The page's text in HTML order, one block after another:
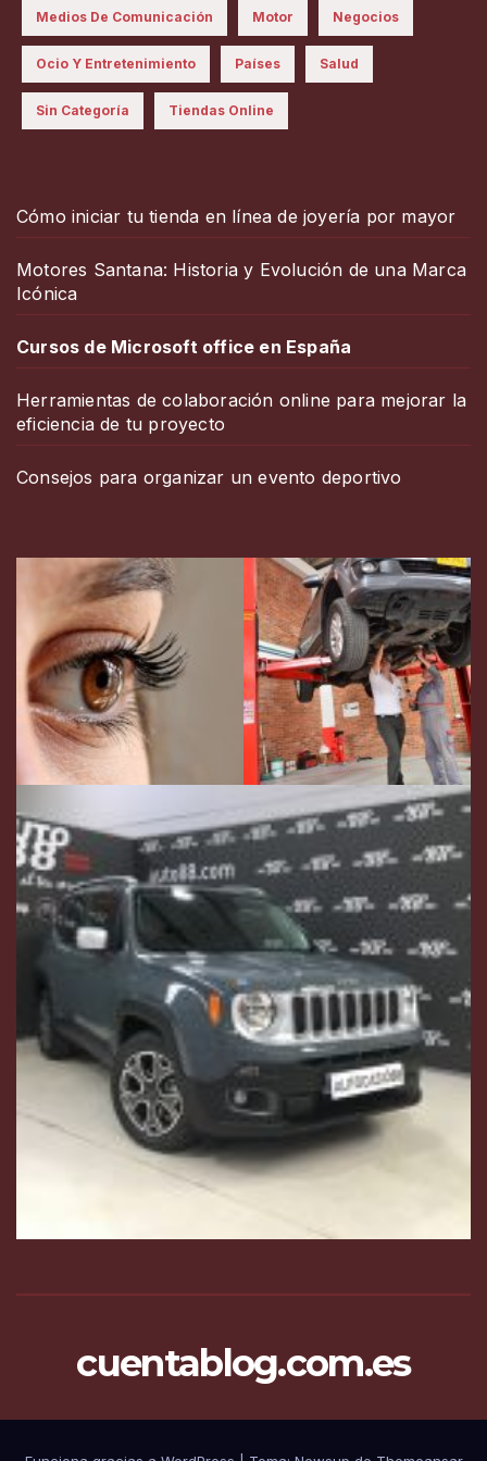
Medios De Comunicación Motor Negocios
Ocio Y Entretenimiento Países Salud
Sin Categoría Tiendas Online
Cómo iniciar tu tienda en línea de joyería por mayor
Motores Santana: Historia y Evolución de una Marca
Icónica
Cursos de Microsoft office en España
Herramientas de colaboración online para mejorar la
eficiencia de tu proyecto
Consejos para organizar un evento deportivo
cuentablog.com.es